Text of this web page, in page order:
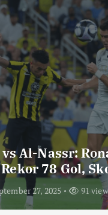
Al-Nassr:
78 Gol,
27, 2025 91